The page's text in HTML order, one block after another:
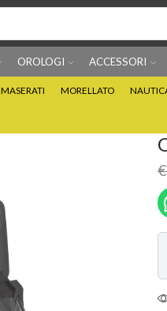
OROLOGI ACCESSORI
MASERATI MORELLATO
€